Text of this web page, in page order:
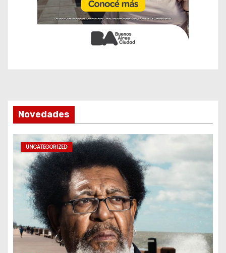
Novedades
UNCATEGORIZED